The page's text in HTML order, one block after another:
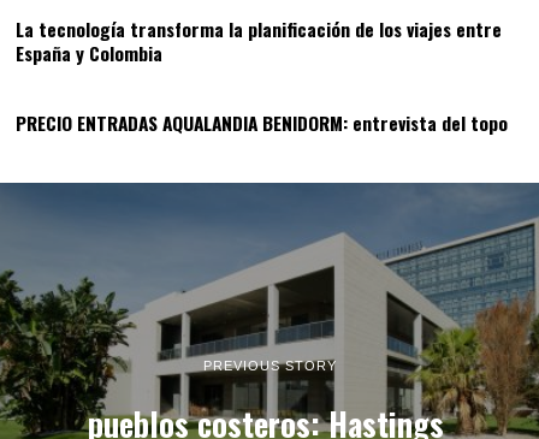
La tecnología transforma la planificación de los viajes entre
España y Colombia
PRECIO ENTRADAS AQUALANDIA BENIDORM: entrevista del topo
PREVIOUS STORY
pueblos costeros: Hastings